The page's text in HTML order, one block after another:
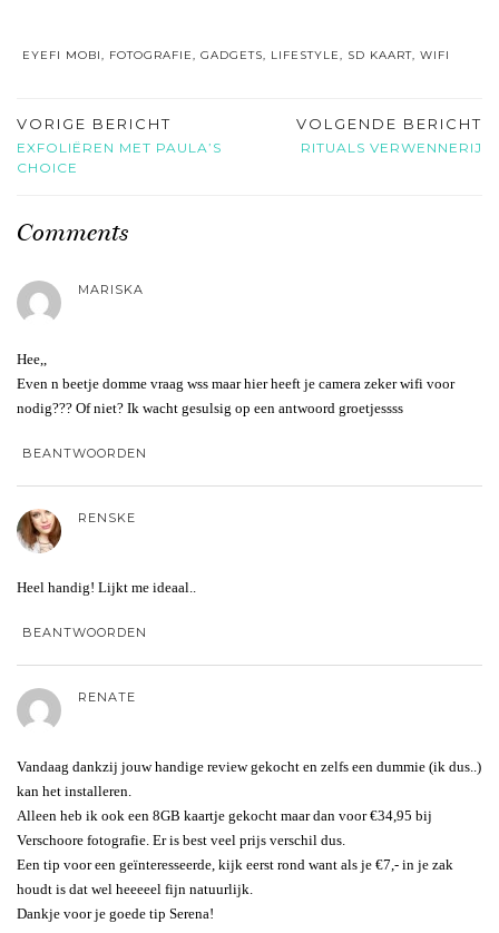
EYEFI MOBI FOTOGRAFIE GADGETS LIFESTYLE SD KAART WIFI
VORIGE BERICHT
EXFOLIËREN MET PAULA’S
CHOICE
VOLGENDE BERICHT
RITUALS VERWENNERIJ
Comments
MARISKA
Hee,,
Even n beetje domme vraag wss maar hier heeft je camera zeker wifi voor
nodig??? Of niet? Ik wacht gesulsig op een antwoord groetjessss
BEANTWOORDEN
RENSKE
Heel handig! Lijkt me ideaal..
BEANTWOORDEN
RENATE
Vandaag dankzij jouw handige review gekocht en zelfs een dummie (ik dus..)
kan het installeren.
Alleen heb ik ook een 8GB kaartje gekocht maar dan voor €34,95 bij
Verschoore fotografie. Er is best veel prijs verschil dus.
Een tip voor een geïnteresseerde, kijk eerst rond want als je €7,- in je zak
houdt is dat wel heeeeel fijn natuurlijk.
Dankje voor je goede tip Serena!